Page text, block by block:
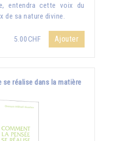
entendra cette voix du
de sa nature divine.
5.00CHF Ajouter
se réalise dans la matière